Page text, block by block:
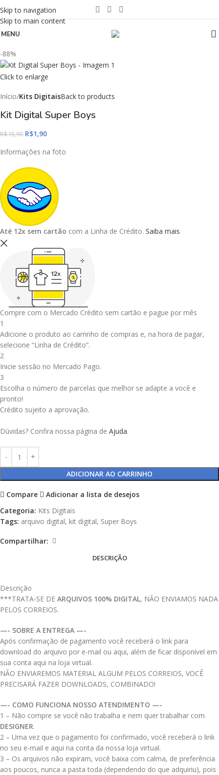
Skip to navigation
Skip to main content
MENU
-88%
Click to enlarge
Início Kits DigitaisBack to products
Kit Digital Super Boys
R$15,90 R$1,90
Informações na foto
Até 12x sem cartão com a Linha de Crédito. Saiba mais
Compre com o Mercado Crédito sem cartão e pague por mês
1
Adicione o produto ao carrinho de compras e, na hora de pagar,
selecione “Linha de Crédito”.
2
Inicie sessão no Mercado Pago.
3
Escolha o número de parcelas que melhor se adapte a você e
pronto!
Crédito sujeito a aprovação.
Dúvidas? Confira nossa página de Ajuda.
ADICIONAR AO CARRINHO
Compare
Adicionar a lista de desejos
Categoria: Kits Digitais
Tags: arquivo digital, kit digital, Super Boys
Compartilhar:
DESCRIÇÃO
Descrição
***TRATA-SE DE ARQUIVOS 100% DIGITAL, NÃO ENVIAMOS NADA
PELOS CORREIOS.
—- SOBRE A ENTREGA —-
Após confirmação de pagamento você receberá o link para
download do arquivo por e-mail ou aqui, além de ficar disponível em
sua conta aqui na loja virtual.
NÃO ENVIAREMOS MATERIAL ALGUM PELOS CORREIOS, VOCÊ
PRECISARÁ FAZER DOWNLOADS, COMBINADO!
—- COMO FUNCIONA NOSSO ATENDIMENTO —-
1 – Não compre se você não trabalha e nem quer trabalhar com
DESIGNER.
2 – Uma vez que o pagamento foi confirmado, você receberá o link
no seu e-mail e aqui na conta da nossa loja virtual.
3 – Os arquivos não expiram, você baixa com calma, de preferência
aos poucos, nunca a pasta toda (dependendo do que adquiriu), pois